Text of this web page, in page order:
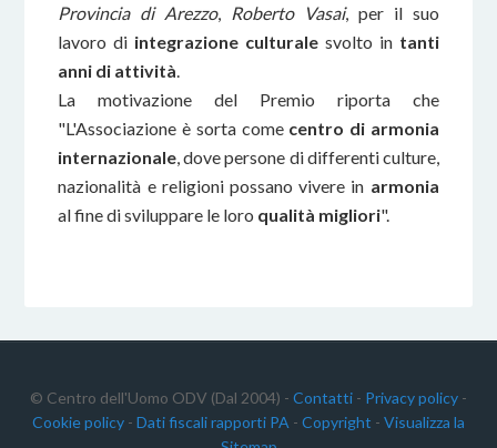
Provincia di Arezzo, Roberto Vasai, per il suo
lavoro di integrazione culturale svolto in tanti
anni di attività.
La motivazione del Premio riporta che
"L'Associazione è sorta come centro di armonia
internazionale, dove persone di differenti culture,
nazionalità e religioni possano vivere in armonia
al fine di sviluppare le loro qualità migliori".
© Centro dell'Uomo ODV (Dal 2004) - Contatti - Privacy policy -
Cookie policy - Dati fiscali rapporti PA - Copyright - Visualizza la